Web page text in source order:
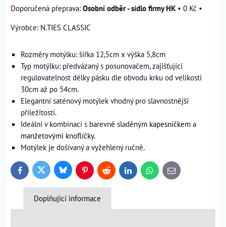
Osobní odběr - sídlo firmy HK • 0 Kč •
Výrobce: N.TIES CLASSIC
Rozměry motýlku: šířka 12,5cm x výška 5,8cm
Typ motýlku: předvázaný s posunovačem, zajišťující
regulovatelnost délky pásku dle obvodu krku od velikosti
30cm až po 54cm.
Elegantní saténový motýlek vhodný pro slavnostnější
příležitosti.
Ideální v kombinaci s barevně sladěným kapesníčkem a
manžetovými knoflíčky.
Motýlek je došívaný a vyžehlený ručně.
FacebookTwitter BlueskyPinterestReddit LinkedInWhatsApp
E-
mail
Doplňující informace